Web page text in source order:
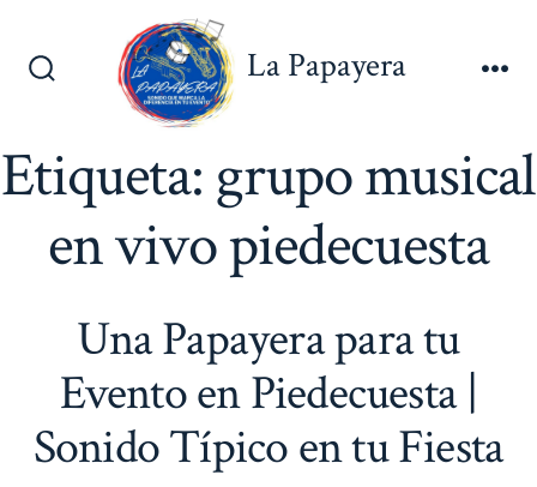
Alternar
La Papayera
Etiqueta: grupo musical
en vivo piedecuesta
Una Papayera para tu
Evento en Piedecuesta |
Sonido Típico en tu Fiesta